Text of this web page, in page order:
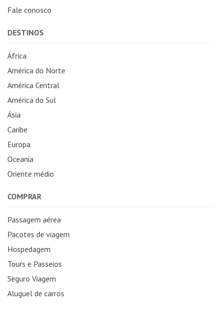
Fale conosco
DESTINOS
África
América do Norte
América Central
América do Sul
Ásia
Caribe
Europa
Oceania
Oriente médio
COMPRAR
Passagem aérea
Pacotes de viagem
Hospedagem
Tours e Passeios
Seguro Viagem
Aluguel de carros